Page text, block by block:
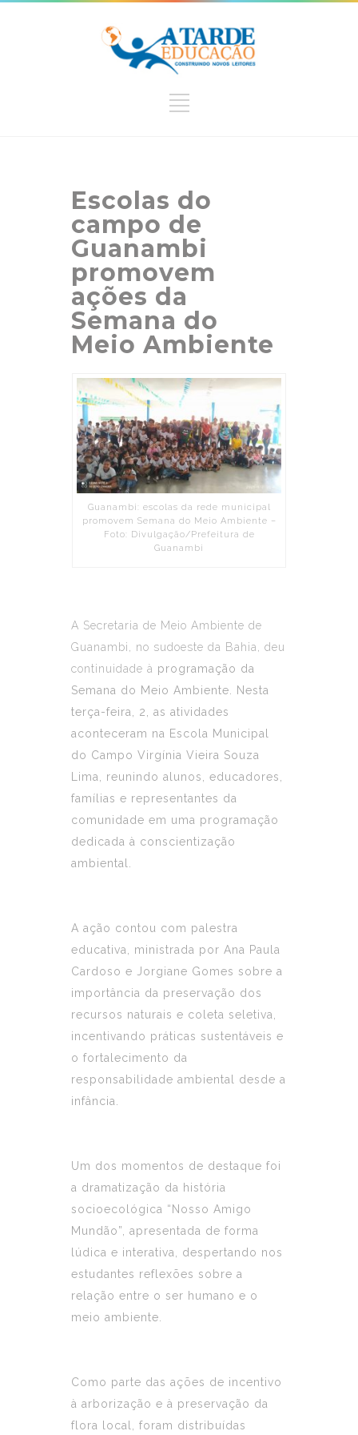
Escolas do
campo de
Guanambi
promovem
ações da
Semana do
Meio Ambiente
Guanambi: escolas da rede municipal
promovem Semana do Meio Ambiente –
Foto: Divulgação/Prefeitura de
Guanambi
A Secretaria de Meio Ambiente de
Guanambi, no sudoeste da Bahia, deu
continuidade à programação da
Semana do Meio Ambiente. Nesta
terça-feira, 2, as atividades
aconteceram na Escola Municipal
do Campo Virgínia Vieira Souza
Lima, reunindo alunos, educadores,
famílias e representantes da
comunidade em uma programação
dedicada à conscientização
ambiental.
A ação contou com palestra
educativa, ministrada por Ana Paula
Cardoso e Jorgiane Gomes sobre a
importância da preservação dos
recursos naturais e coleta seletiva,
incentivando práticas sustentáveis e
o fortalecimento da
responsabilidade ambiental desde a
infância.
Um dos momentos de destaque foi
a dramatização da história
socioecológica “Nosso Amigo
Mundão”, apresentada de forma
lúdica e interativa, despertando nos
estudantes reflexões sobre a
relação entre o ser humano e o
meio ambiente.
Como parte das ações de incentivo
à arborização e à preservação da
flora local, foram distribuídas